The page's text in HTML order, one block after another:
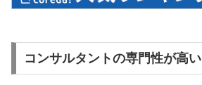
コンサルタントの専門性が高い